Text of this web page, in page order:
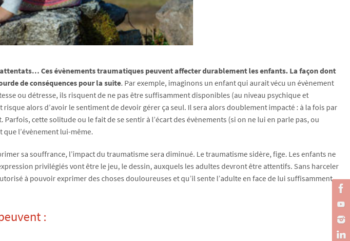
Ces évènements traumatiques peuvent affecter durablement les enfants. La façon dont
de conséquences pour la suite. Par exemple, imaginons un enfant qui aurait vécu un évènement
ou détresse, ils risquent de ne pas être suffisamment disponibles (au niveau psychique et
alors d’avoir le sentiment de devoir gérer ça seul. Il sera alors doublement impacté : à la fois par
cette solitude ou le fait de se sentir à l’écart des évènements (si on ne lui en parle pas, ou
que l’évènement lui-même.
sa souffrance, l’impact du traumatisme sera diminué. Le traumatisme sidère, fige. Les enfants ne
privilégiés vont être le jeu, le dessin, auxquels les adultes devront être attentifs. Sans harceler
à pouvoir exprimer des choses douloureuses et qu’il sente l’adulte en face de lui suffisamment
: